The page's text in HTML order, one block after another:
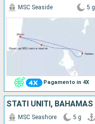
Pagamento in 4X
MSC Seaside 5 g
STATI UNITI, BAHAMAS
MSC Seashore 5 g